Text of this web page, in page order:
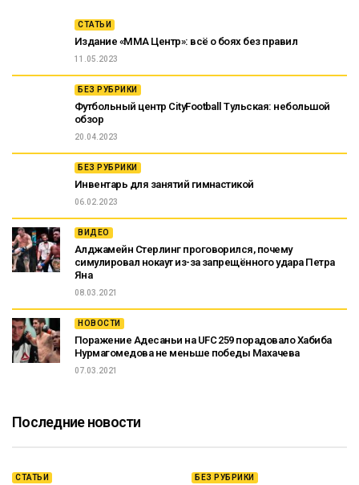
СТАТЬИ
Издание «ММА Центр»: всё о боях без правил
11.05.2023
БЕЗ РУБРИКИ
Футбольный центр CityFootball Тульская: небольшой
обзор
20.04.2023
БЕЗ РУБРИКИ
Инвентарь для занятий гимнастикой
06.02.2023
ВИДЕО
Алджамейн Стерлинг проговорился, почему
симулировал нокаут из-за запрещённого удара Петра
Яна
08.03.2021
НОВОСТИ
Поражение Адесаньи на UFC 259 порадовало Хабиба
Нурмагомедова не меньше победы Махачева
07.03.2021
Последние новости
СТАТЬИ БЕЗ РУБРИКИ